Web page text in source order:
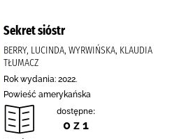
Sekret sióstr
BERRY, LUCINDA, WYRWIŃSKA, KLAUDIA
TŁUMACZ
Rok wydania: 2022.
Powieść amerykańska
dostępne:
0 z 1